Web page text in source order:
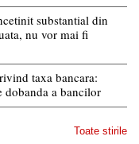
substantial din
nu vor mai fi
taxa bancara:
dobanda a bancilor
Toate stirile